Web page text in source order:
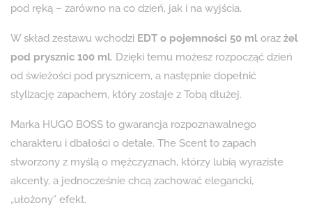
pod ręką – zarówno na co dzień, jak i na wyjścia.
W skład zestawu wchodzi EDT o pojemności 50 ml oraz żel
pod prysznic 100 ml. Dzięki temu możesz rozpocząć dzień
od świeżości pod prysznicem, a następnie dopełnić
stylizację zapachem, który zostaje z Tobą dłużej.
Marka HUGO BOSS to gwarancja rozpoznawalnego
charakteru i dbałości o detale. The Scent to zapach
stworzony z myślą o mężczyznach, którzy lubią wyraziste
akcenty, a jednocześnie chcą zachować elegancki,
„ułożony” efekt.